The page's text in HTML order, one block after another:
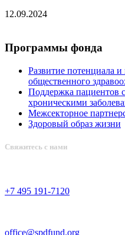
12.09.2024
Программы фонда
Развитие потенциала
общественного
Поддержка пациентов
хроническими
Межсекторное
Здоровый образ жизни
Свяжитесь с нами
+7 495 191-7120
office@spdfund.org